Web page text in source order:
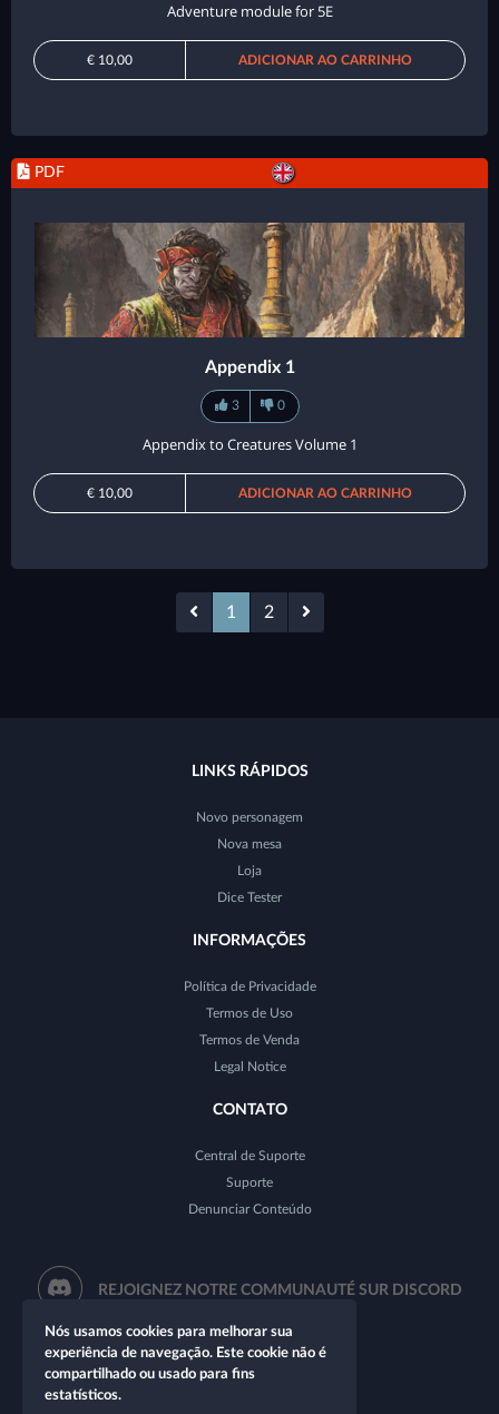
Adventure module for 5E
€ 10,00 ADICIONAR AO CARRINHO
PDF
Appendix 1
3 0
Appendix to Creatures Volume 1
€ 10,00 ADICIONAR AO CARRINHO
1 2
LINKS RÁPIDOS
Novo personagem
Nova mesa
Loja
Dice Tester
INFORMAÇÕES
Política de Privacidade
Termos de Uso
Termos de Venda
Legal Notice
CONTATO
Central de Suporte
Suporte
Denunciar Conteúdo
REJOIGNEZ NOTRE COMMUNAUTÉ SUR DISCORD
Nós usamos cookies para melhorar sua
experiência de navegação. Este cookie não é
compartilhado ou usado para fins
estatísticos.